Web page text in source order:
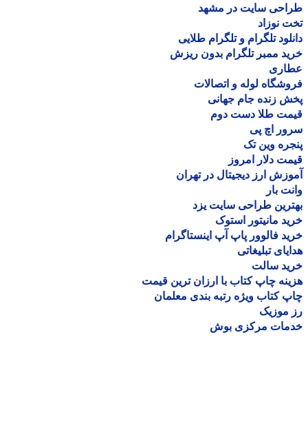
سایت در مشهد
نوزاد
تلگرام و تلگرام طلایی
ممبر تلگرام بدون ریزش
لوله و اتصالات
زنده جام جهانی
طلا دست دوم
اچ پی
وین تک
دلار امروز
ارز دیجیتال در تهران
بار
طراحی سایت یزد
مانیتور استوک
فالوور پاپ آپ اینستاگرام
تبلیغاتی
سالت
چاپ کتاب با ارزان ترین قیمت
کتاب ویژه رتبه بندی معلمان
موزیک
مرکزی بوش